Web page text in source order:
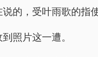
的，受叶雨歌的指
照片这一遭。